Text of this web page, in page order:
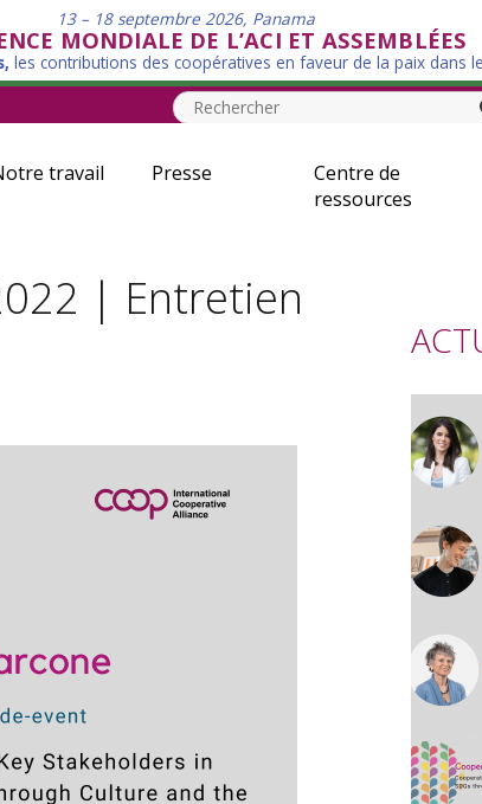
13 – 18 septembre 2026, Panama
MONDIALE DE L’ACI ET ASSEMBLÉES
les contributions des coopératives en faveur de la paix dans
travail Presse
Centre de
ressources
| Entretien